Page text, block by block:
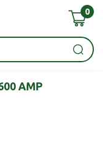
0
Esmerilhadeira
AMP